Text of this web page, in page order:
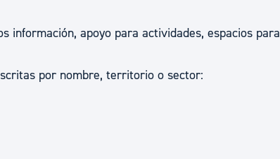
información, apoyo para actividades, espacios para
por nombre, territorio o sector: